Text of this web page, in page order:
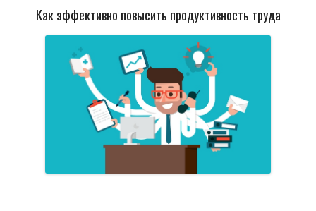
Как эффективно повысить продуктивность труда